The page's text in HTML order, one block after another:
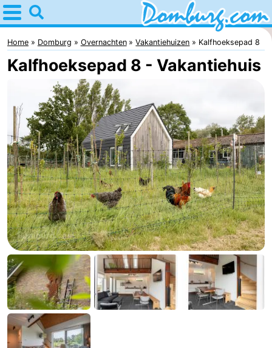
Home
Domburg
Tips
kinderen
Webcam
Webcam
Webcam
Strand
Overnachten
Appartementen
-
Park
Loverendale
-
Résidence
Wijngaerde
Bed
(&
Campings
Home Domburg Overnachten Vakantiehuizen Kalfhoeksepad 8
Kalfhoeksepad 8 - Vakantiehuis